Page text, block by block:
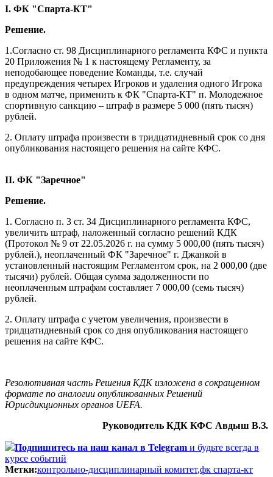
I. ФК "Спарта-КТ"
Решение.
1.Согласно ст. 98 Дисциплинарного регламента КФС и пункта
20 Приложения № 1 к настоящему Регламенту, за
неподобающее поведение Команды, т.е. случай
предупреждения четырех Игроков и удаления одного Игрока
в одном матче, применить к ФК "Спарта-КТ" п. Молодежное
спортивную санкцию – штраф в размере 5 000 (пять тысяч)
рублей.
2. Оплату штрафа произвести в тридцатидневный срок со дня
опубликования настоящего решения на сайте КФС.
II. ФК "Заречное"
Решение.
1. Согласно п. 3 ст. 34 Дисциплинарного регламента КФС,
увеличить штраф, наложенный согласно решений КДК
(Протокол № 9 от 22.05.2026 г. на сумму 5 000,00 (пять тысяч)
рублей.), неоплаченный ФК "Заречное" г. Джанкой в
установленный настоящим Регламентом срок, на 2 000,00 (две
тысячи) рублей. Общая сумма задолженности по
неоплаченным штрафам составляет 7 000,00 (семь тысяч)
рублей.
2. Оплату штрафа с учетом увеличения, произвести в
тридцатидневный срок со дня опубликования настоящего
решения на сайте КФС.
Резолютивная часть Решения КДК изложена в сокращенном
формате по аналогии опубликованных Решений
Юрисдикционных органов UEFA.
Руководитель КДК КФС Авдыш В.З.
Подпишитесь на наш канал в Telegram и будьте всегда в
курсе событий
Метки:контрольно-дисциплинарный комитет,фк спарта-кт